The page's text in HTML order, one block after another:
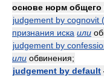
основе норм
judgement by cognovit
признания иска или
judgement by
или обвинения;
judgement by default